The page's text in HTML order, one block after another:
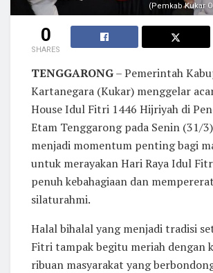
(Pemkab Kukar
0
SHARES
TENGGARONG– Pemerintah
Kartanegara (Kukar) menggelar
House Idul Fitri 1446 Hijriyah di
Etam Tenggarong pada Senin (31/
menjadi momentum penting bagi
untuk merayakan Hari Raya Idul
penuh kebahagiaan dan
silaturahmi.
Halal bihalal yang menjadi tradisi
Fitri tampak begitu meriah dengan
ribuan masyarakat yang